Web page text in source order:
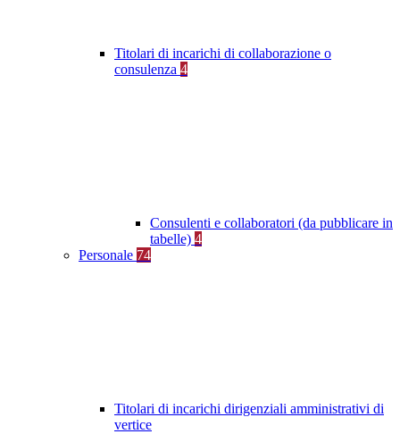
Titolari di incarichi di collaborazione o
consulenza 4
Consulenti e collaboratori (da pubblicare in
tabelle) 4
Personale 74
Titolari di incarichi dirigenziali amministrativi di
vertice